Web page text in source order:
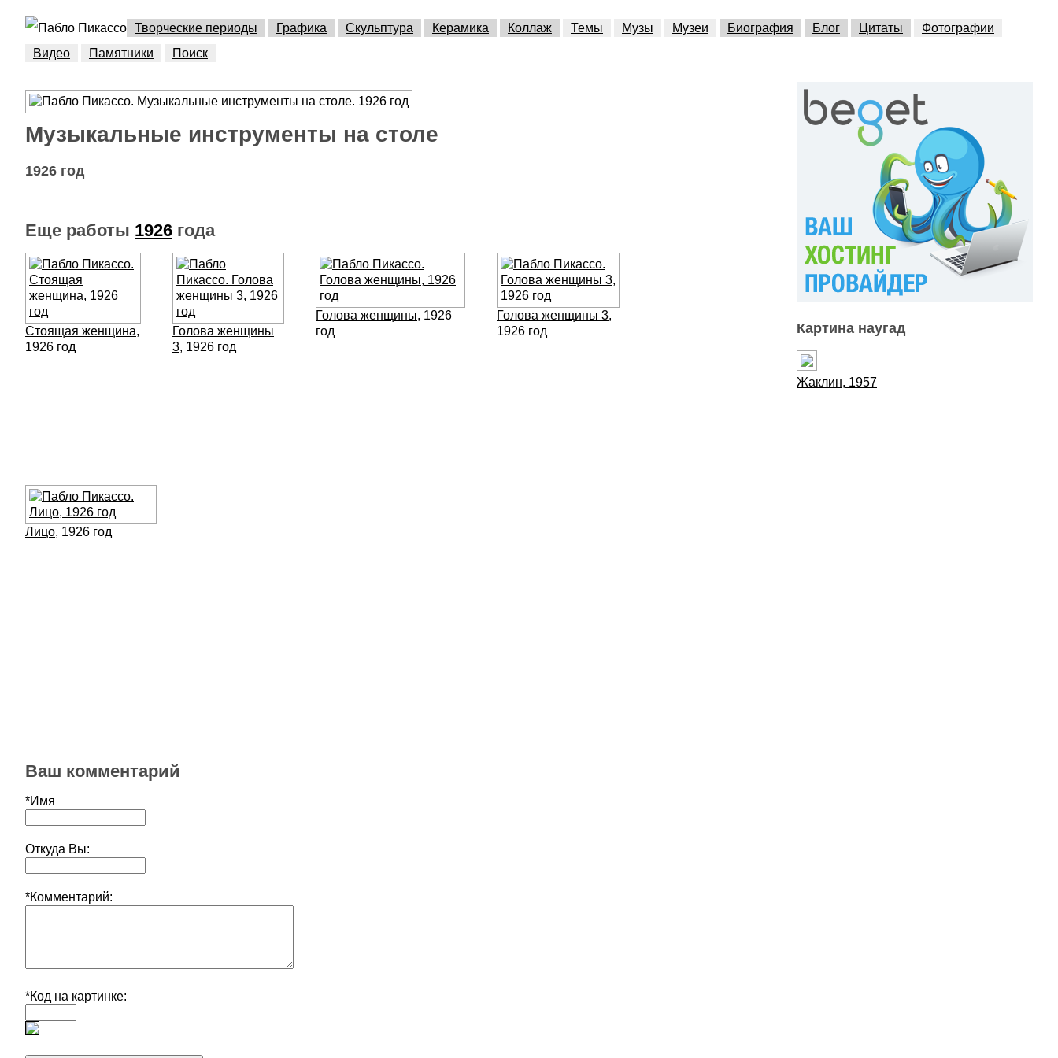
Творческие периоды Графика Скульптура Керамика Коллаж Темы Музы Музеи Биография Блог Цитаты
Фотографии
Видео
Памятники Поиск
Музыкальные инструменты на столе
1926 год
Еще работы 1926 года
Стоящая женщина,
1926 год
Голова женщины
3, 1926 год
Голова женщины, 1926
год
Голова женщины 3,
1926 год
Лицо, 1926 год
Ваш комментарий
*Имя
Откуда Вы:
*Комментарий:
*Код на картинке:
Картина наугад
Жаклин, 1957